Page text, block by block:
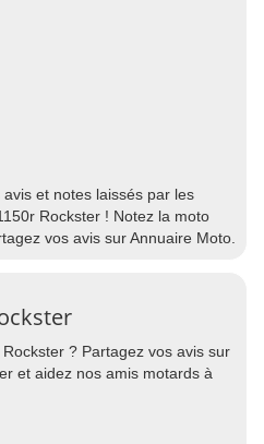
et notes laissés par les
Rockster ! Notez la moto
vos avis sur Annuaire Moto.
? Partagez vos avis sur
et aidez nos amis motards à